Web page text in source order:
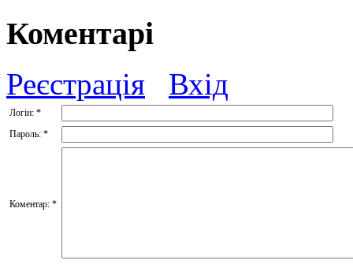
Коментарі
Реєстрація Вхід
Логін: *
Пароль: *
Коментар: *